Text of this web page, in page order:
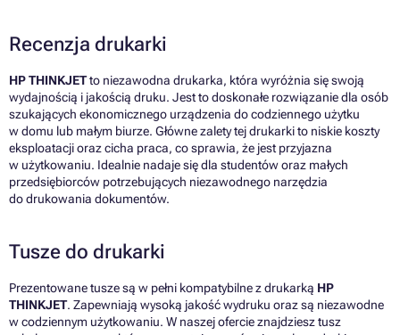
Recenzja drukarki
HP THINKJETto niezawodna drukarka, która wyróżnia się swoją
wydajnością i jakością druku. Jest to doskonałe rozwiązanie dla osób
szukających ekonomicznego urządzenia do codziennego użytku
w domu lub małym biurze. Główne zalety tej drukarki to niskie koszty
eksploatacji oraz cicha praca, co sprawia, że jest przyjazna
w użytkowaniu. Idealnie nadaje się dla studentów oraz małych
przedsiębiorców potrzebujących niezawodnego narzędzia
do drukowania dokumentów.
Tusze do drukarki
Prezentowane tusze są w pełni kompatybilne z drukarką HP
THINKJET. Zapewniają wysoką jakość wydruku oraz są niezawodne
w codziennym użytkowaniu. W naszej ofercie znajdziesz tusz